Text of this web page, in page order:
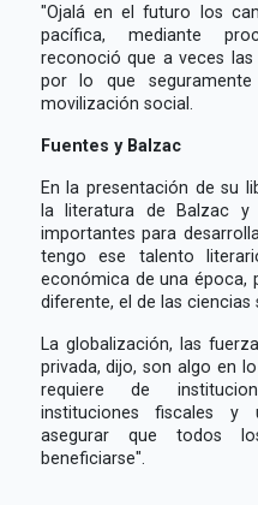
"Ojalá en el futuro los
pacífica, mediante
reconoció que a veces
por lo que
movilización social.
Fuentes y Balzac
En la presentación de su
la literatura de Balzac y
importantes para
tengo ese talento
económica de una época,
diferente, el de las ciencias
La globalización, las
privada, dijo, son algo en
requiere de
instituciones fiscales y
asegurar que todos
beneficiarse".